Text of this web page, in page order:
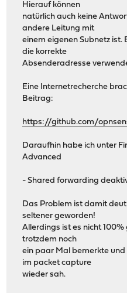
Hierauf können
natürlich auch keine
andere Leitung mit
einem eigenen Subnetz
die korrekte
Absenderadresse
Eine Internetrecherche
Beitrag:
https://github.com/
Daraufhin habe ich unter
Advanced
- Shared forwarding
Das Problem ist damit
seltener geworden!
Allerdings ist es nicht
trotzdem noch
ein paar Mal bemerkte
im packet capture
wieder sah.